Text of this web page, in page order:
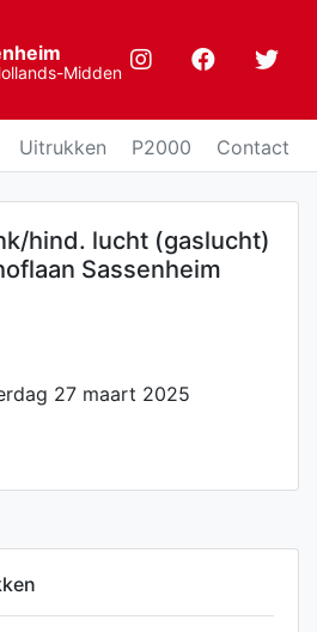
Midden
Uitrukken P2000 Contact
hind. lucht (gaslucht)
Sassenheim
27 maart 2025